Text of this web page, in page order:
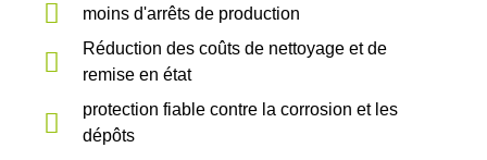
moins d'arrêts de production
Réduction des coûts de nettoyage et de
remise en état
protection fiable contre la corrosion et les
dépôts